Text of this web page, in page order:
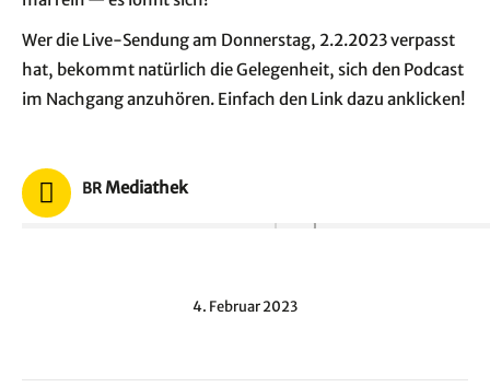
Wer die Live-Sen­dung am Don­ners­tag, 2.2.2023 ver­passt
hat, bekommt natür­lich die Gele­gen­heit, sich den Pod­cast
im Nach­gang anzu­hö­ren. Ein­fach den Link dazu anklicken!
BR Media­thek
4. Februar 2023